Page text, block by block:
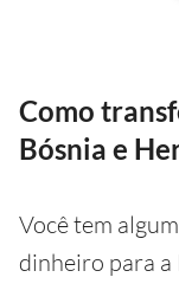
Como
Bósnia e
Você tem
dinheiro para a